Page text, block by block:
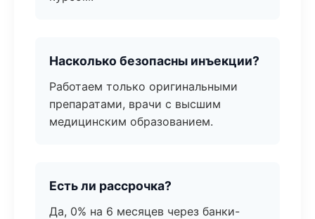
Насколько безопасны инъекции?
Работаем только оригинальными
препаратами, врачи с высшим
медицинским образованием.
Есть ли рассрочка?
Да, 0% на 6 месяцев через банки-